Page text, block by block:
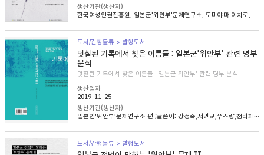
생산기관(생산자)
한국여성인권진흥원, 일본군'위안부'문제연구소, 도미야마 이치로, 니콜라 헨리, 송혜림, 문지희, 임우경, 임경화, 심아정, 마치다 타카시, 정용숙, 헬렌 스캔런
도서/간행물류 > 발행도서
덧칠된 기록에서 찾은 이름들 : 일본군'위안부' 관련 명부
분석
덧칠된 기록에서 찾은 이름들 : 일본군'위안부' 관련 명부 분석
생산일자
2019-11-25
생산기관(생산자)
일본인'위안부'문제연구소 편 ;글쓴이: 강정숙,서민교,쑤즈량,천리페이,윤명숙,최종길,한혜인
도서/간행물류 > 발행도서